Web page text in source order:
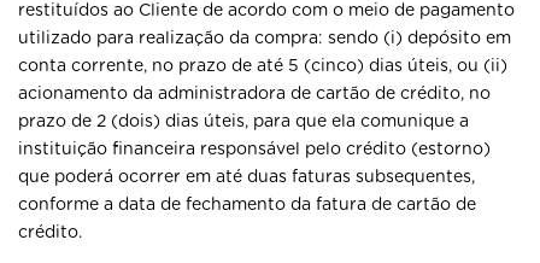
restituídos ao Cliente de acordo com o meio de pagamento
utilizado para realização da compra: sendo (i) depósito em
conta corrente, no prazo de até 5 (cinco) dias úteis, ou (ii)
acionamento da administradora de cartão de crédito, no
prazo de 2 (dois) dias úteis, para que ela comunique a
instituição financeira responsável pelo crédito (estorno)
que poderá ocorrer em até duas faturas subsequentes,
conforme a data de fechamento da fatura de cartão de
crédito.